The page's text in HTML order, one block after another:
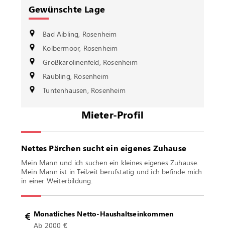
Gewünschte Lage
Bad Aibling, Rosenheim
Kolbermoor, Rosenheim
Großkarolinenfeld, Rosenheim
Raubling, Rosenheim
Tuntenhausen, Rosenheim
Mieter-Profil
Nettes Pärchen sucht ein eigenes Zuhause
Mein Mann und ich suchen ein kleines eigenes Zuhause.
Mein Mann ist in Teilzeit berufstätig und ich befinde mich
in einer Weiterbildung.
Monatliches Netto-Haushaltseinkommen
Ab 2000 €